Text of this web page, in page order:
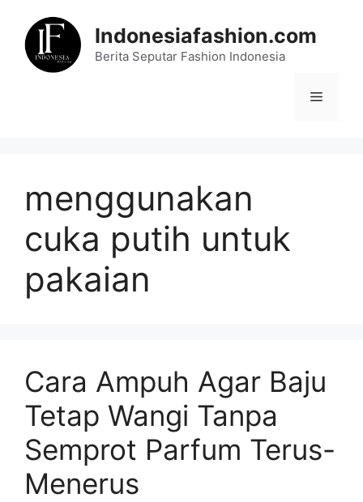
content
Indonesiafashion.com
Berita Seputar Fashion Indonesia
Menu
menggunakan
cuka putih untuk
pakaian
Cara Ampuh Agar Baju
Tetap Wangi Tanpa
Semprot Parfum Terus-
Menerus